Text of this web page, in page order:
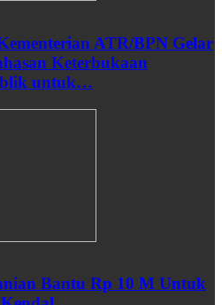
ATR/BPN Gelar
Keterbukaan
untuk…
Bantu Rp 10 M Untuk